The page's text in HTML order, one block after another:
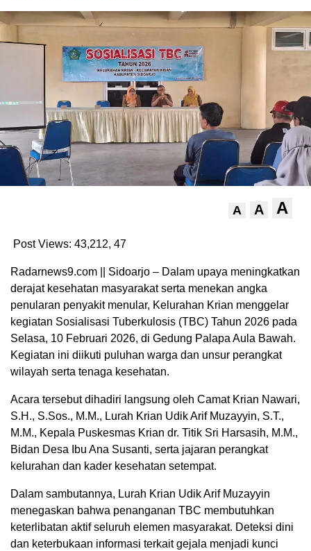
A A A
Post Views: 43,212, 47
Radarnews9.com || Sidoarjo – Dalam upaya meningkatkan
derajat kesehatan masyarakat serta menekan angka
penularan penyakit menular, Kelurahan Krian menggelar
kegiatan Sosialisasi Tuberkulosis (TBC) Tahun 2026 pada
Selasa, 10 Februari 2026, di Gedung Palapa Aula Bawah.
Kegiatan ini diikuti puluhan warga dan unsur perangkat
wilayah serta tenaga kesehatan.
Acara tersebut dihadiri langsung oleh Camat Krian Nawari,
S.H., S.Sos., M.M., Lurah Krian Udik Arif Muzayyin, S.T.,
M.M., Kepala Puskesmas Krian dr. Titik Sri Harsasih, M.M.,
Bidan Desa Ibu Ana Susanti, serta jajaran perangkat
kelurahan dan kader kesehatan setempat.
Dalam sambutannya, Lurah Krian Udik Arif Muzayyin
menegaskan bahwa penanganan TBC membutuhkan
keterlibatan aktif seluruh elemen masyarakat. Deteksi dini
dan keterbukaan informasi terkait gejala menjadi kunci